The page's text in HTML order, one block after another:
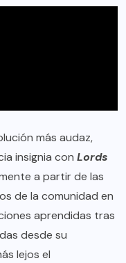
más audaz,
insignia con Lords
a partir de las
de la comunidad en
aprendidas tras
desde su
lejos el